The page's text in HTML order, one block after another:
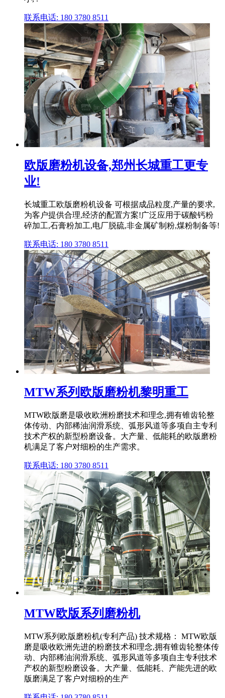
联系电话: 180 3780 8511
欧版磨粉机设备,郑州长城重工更专
业!
长城重工欧版磨粉机设备 可根据成品粒度,产量的要求,
为客户提供合理,经济的配置方案!广泛应用于碳酸钙粉
碎加工,石膏粉加工,电厂脱硫,非金属矿制粉,煤粉制备等!
联系电话: 180 3780 8511
MTW系列欧版磨粉机黎明重工
MTW欧版磨是吸收欧洲粉磨技术和理念,拥有锥齿轮整
体传动、内部稀油润滑系统、弧形风道等多项自主专利
技术产权的新型粉磨设备。大产量、低能耗的欧版磨粉
机满足了客户对细粉的生产需求。
联系电话: 180 3780 8511
MTW欧版系列磨粉机
MTW系列欧版磨粉机(专利产品) 技术规格： MTW欧版
磨是吸收欧洲先进的粉磨技术和理念,拥有锥齿轮整体传
动、内部稀油润滑系统、弧形风道等多项自主专利技术
产权的新型粉磨设备。大产量、低能耗、产能先进的欧
版磨满足了客户对细粉的生产